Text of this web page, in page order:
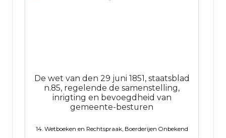
De wet van den 29 juni 1851, staatsblad
n.85, regelende de samenstelling,
inrigting en bevoegdheid van
gemeente-besturen
14. Wetboeken en Rechtspraak, Boerderijen Onbekend